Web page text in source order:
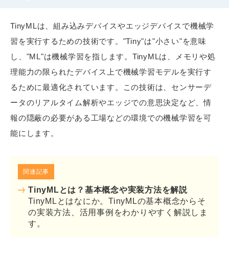
TinyMLは、組み込みデバイスやエッジデバイスで機械学
習を実行するための技術です。"Tiny"は"小さい"を意味
し、"ML"は機械学習を指します。TinyMLは、メモリや処
理能力の限られたデバイス上で機械学習モデルを実行す
るために最適化されています。この技術は、センサーデ
ータのリアルタイム解析やエッジでの意思決定など、情
報の隠蔽の必要がある工場などの環境での機械学習を可
能にします。
関連記事
TinyMLとは？基本概念や実装方法を解説
TinyMLとはなにか。TinyMLの基本概念からそ
の実装方法、活用事例をわかりやすく解説しま
す。